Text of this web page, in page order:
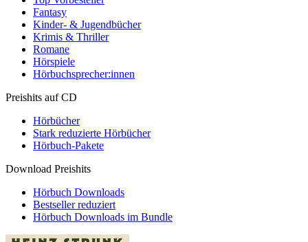
Fantasy
Kinder- & Jugendbücher
Krimis & Thriller
Romane
Hörspiele
Hörbuchsprecher:innen
Preishits auf CD
Hörbücher
Stark reduzierte Hörbücher
Hörbuch-Pakete
Download Preishits
Hörbuch Downloads
Bestseller reduziert
Hörbuch Downloads im Bundle